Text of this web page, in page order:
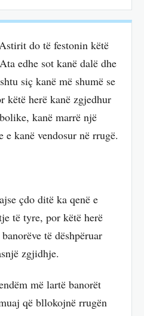
do të festonin këtë
edhe sot kanë dalë dhe
siç kanë më shumë se
këtë herë kanë zgjedhur
kanë marrë një
kanë vendosur në rrugë.
çdo ditë ka qenë e
të tyre, por këtë herë
të dëshpëruar
zgjidhje.
më lartë banorët
që bllokojnë rrugën